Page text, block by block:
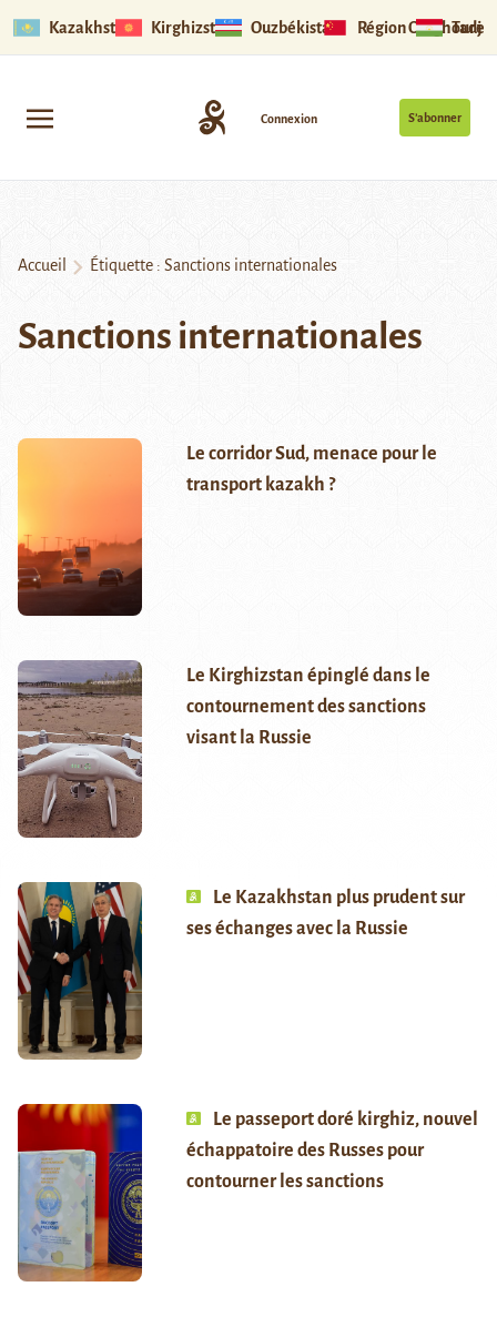
Kazakhstan Kirghizstan Ouzbékistan Région Ouïghoure
S’abonner
Connexion
Accueil Étiquette : Sanctions internationales
Sanctions internationales
Le corridor Sud, menace pour le
transport kazakh ?
Le Kirghizstan épinglé dans le
contournement des sanctions
visant la Russie
Le Kazakhstan plus prudent sur
ses échanges avec la Russie
Le passeport doré kirghiz, nouvel
échappatoire des Russes pour
contourner les sanctions